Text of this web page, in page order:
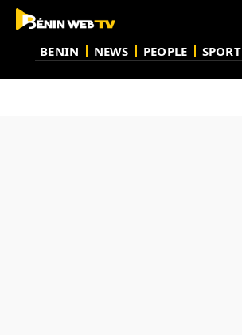
BENIN NEWS PEOPLE SPORT